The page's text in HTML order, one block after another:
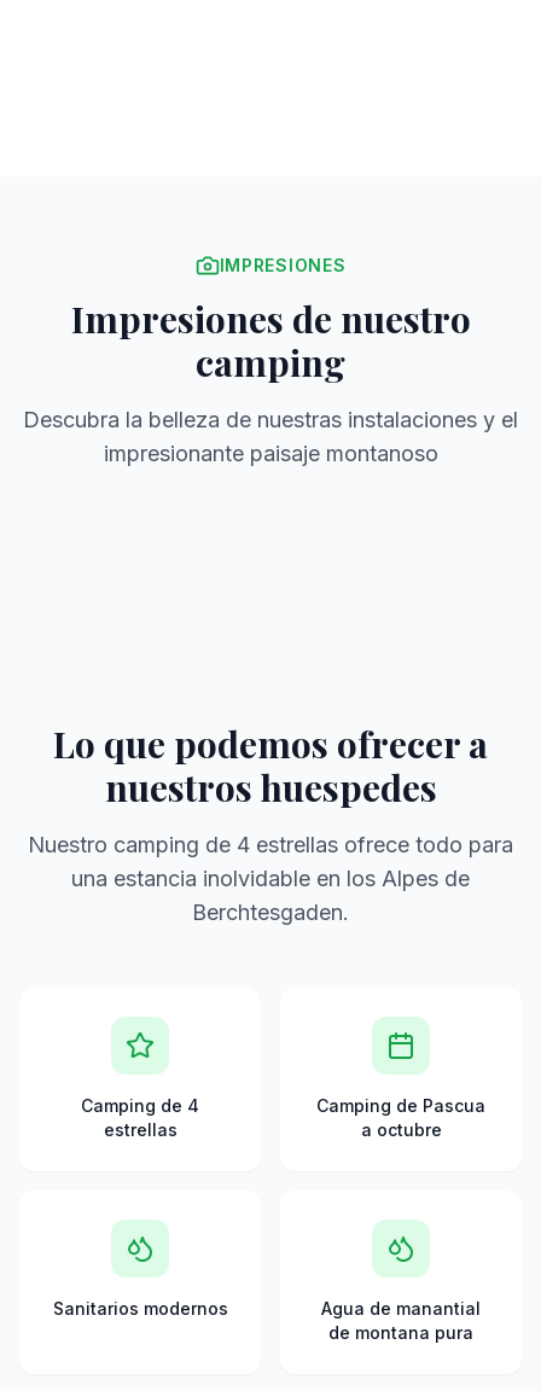
IMPRESIONES
Impresiones de nuestro
camping
Descubra la belleza de nuestras instalaciones y el
impresionante paisaje montanoso
Lo que podemos ofrecer a
nuestros huespedes
Nuestro camping de 4 estrellas ofrece todo para
una estancia inolvidable en los Alpes de
Berchtesgaden.
Camping de 4
estrellas
Camping de Pascua
a octubre
Sanitarios modernos
Agua de manantial
de montana pura